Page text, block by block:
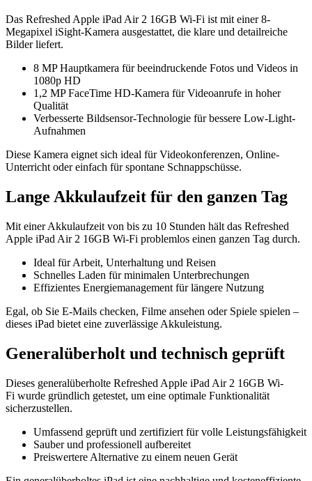
Das Refreshed Apple iPad Air 2 16GB Wi-Fi ist mit einer 8-
Megapixel iSight-Kamera ausgestattet, die klare und detailreiche
Bilder liefert.
8 MP Hauptkamera für beeindruckende Fotos und Videos in
1080p HD
1,2 MP FaceTime HD-Kamera für Videoanrufe in hoher
Qualität
Verbesserte Bildsensor-Technologie für bessere Low-Light-
Aufnahmen
Diese Kamera eignet sich ideal für Videokonferenzen, Online-
Unterricht oder einfach für spontane Schnappschüsse.
Lange Akkulaufzeit für den ganzen Tag
Mit einer Akkulaufzeit von bis zu 10 Stunden hält das Refreshed
Apple iPad Air 2 16GB Wi-Fi problemlos einen ganzen Tag durch.
Ideal für Arbeit, Unterhaltung und Reisen
Schnelles Laden für minimalen Unterbrechungen
Effizientes Energiemanagement für längere Nutzung
Egal, ob Sie E-Mails checken, Filme ansehen oder Spiele spielen –
dieses iPad bietet eine zuverlässige Akkuleistung.
Generalüberholt und technisch geprüft
Dieses generalüberholte Refreshed Apple iPad Air 2 16GB Wi-
Fi wurde gründlich getestet, um eine optimale Funktionalität
sicherzustellen.
Umfassend geprüft und zertifiziert für volle Leistungsfähigkeit
Sauber und professionell aufbereitet
Preiswertere Alternative zu einem neuen Gerät